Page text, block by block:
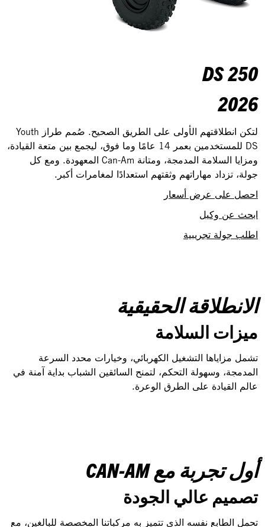
DS 250
2026
لتكن انطلاقتهم الأولى على الطريق الصحيح. صُمم طراز Youth
DS للمستخدمين بعمر 14 عامًا وما فوق، ليجمع بين متعة القيادة،
ومزايا السلامة المدمجة، ومتانة Can-Am المعهودة. ومع كل
جولة، تزداد مهاراتهم وثقتهم استعدادًا لمغامرات أكبر.
احصل على عرض أسعار
ابحث عن وكيل
اطلب جولة تجريبية
الانطلاقة الحقيقية
ميزات السلامة
تشمل مزاياها التشغيل الكهربائي، وخيارات محدد السرعة
المدمجة، وسهولة التحكم، لتمنح السائقين الشباب بداية آمنة في
عالم القيادة على الطرق الوعرة.
أول تجربة مع CAN-AM
تصميم عالي الجودة
تحمل الطابع نفسه الذي تتميز به مركباتنا المخصصة للبالغين، مع